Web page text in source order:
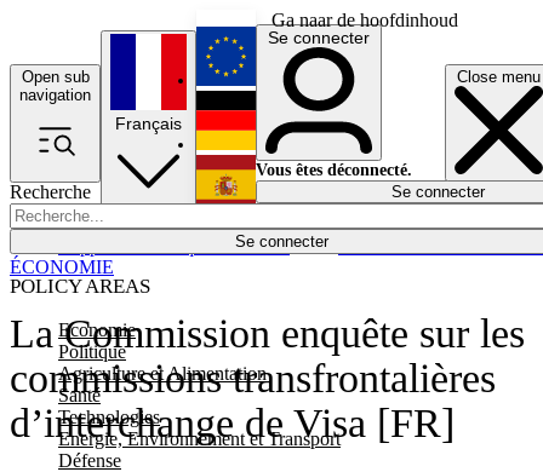
Ga naar de hoofdinhoud
Open sub
navigation
Close menu
Recherche
Se connecter
POLICY AREAS
Economie
Politique
Agriculture et Alimentation
Santé
Technologies
Energie, Environnement et Transport
Défense
Économie
Français
English
Deutsch
Español
Se connecter
Vous êtes déconnecté.
Se connecter
La Commission enquête sur les
commissions transfrontalières
d’interchange de Visa [FR]
ÉCONOMIE